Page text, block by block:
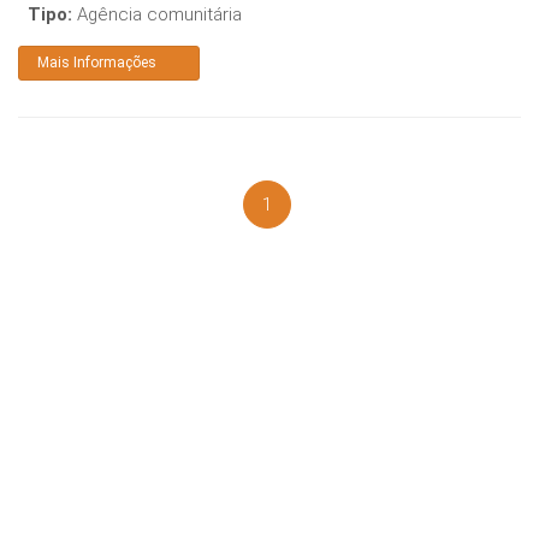
Tipo: Agência comunitária
Mais Informações
1